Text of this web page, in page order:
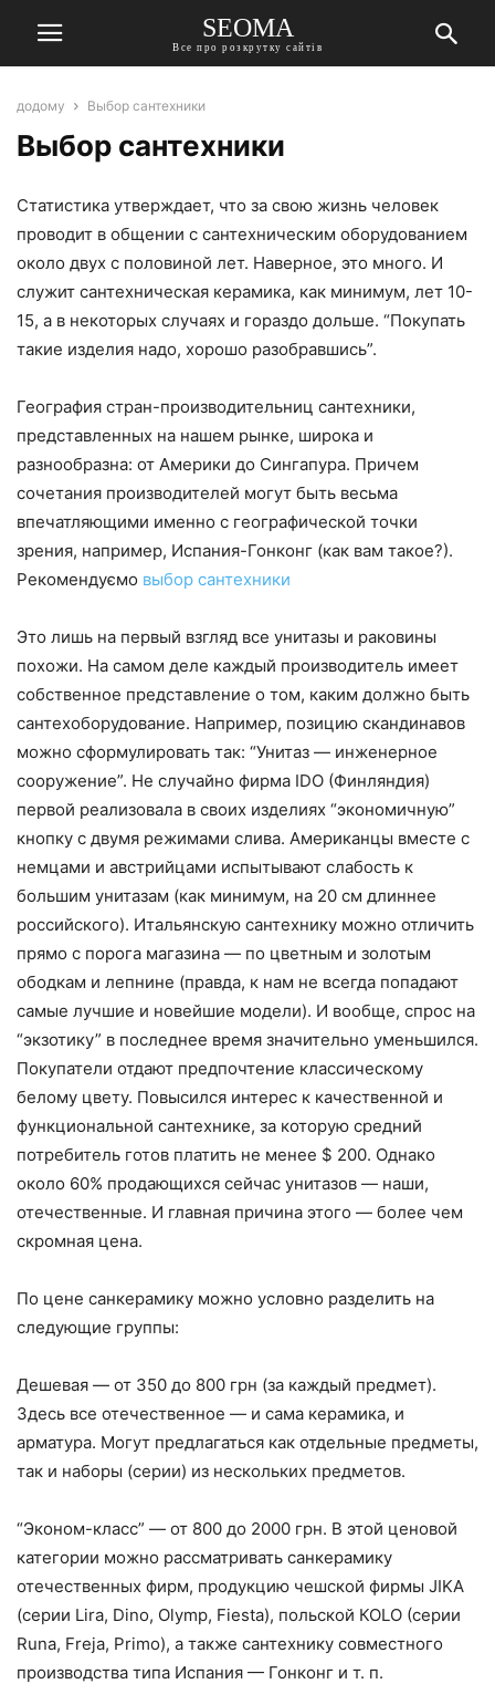
SEOMA
Все про розкрутку сайтів
додому Выбор сантехники
Выбор сантехники
Статистика утверждает, что за свою жизнь человек
проводит в общении с сантехническим оборудованием
около двух с половиной лет. Наверное, это много. И
служит сантехническая керамика, как минимум, лет 10-
15, а в некоторых случаях и гораздо дольше. “Покупать
такие изделия надо, хорошо разобравшись”.
География стран-производительниц сантехники,
представленных на нашем рынке, широка и
разнообразна: от Америки до Сингапура. Причем
сочетания производителей могут быть весьма
впечатляющими именно с географической точки
зрения, например, Испания-Гонконг (как вам такое?).
Рекомендуємо выбор сантехники
Это лишь на первый взгляд все унитазы и раковины
похожи. На самом деле каждый производитель имеет
собственное представление о том, каким должно быть
сантехоборудование. Например, позицию скандинавов
можно сформулировать так: “Унитаз — инженерное
сооружение”. Не случайно фирма IDO (Финляндия)
первой реализовала в своих изделиях “экономичную”
кнопку с двумя режимами слива. Американцы вместе с
немцами и австрийцами испытывают слабость к
большим унитазам (как минимум, на 20 см длиннее
российского). Итальянскую сантехнику можно отличить
прямо с порога магазина — по цветным и золотым
ободкам и лепнине (правда, к нам не всегда попадают
самые лучшие и новейшие модели). И вообще, спрос на
“экзотику” в последнее время значительно уменьшился.
Покупатели отдают предпочтение классическому
белому цвету. Повысился интерес к качественной и
функциональной сантехнике, за которую средний
потребитель готов платить не менее $ 200. Однако
около 60% продающихся сейчас унитазов — наши,
отечественные. И главная причина этого — более чем
скромная цена.
По цене санкерамику можно условно разделить на
следующие группы:
Дешевая — от 350 до 800 грн (за каждый предмет).
Здесь все отечественное — и сама керамика, и
арматура. Могут предлагаться как отдельные предметы,
так и наборы (серии) из нескольких предметов.
“Эконом-класс” — от 800 до 2000 грн. В этой ценовой
категории можно рассматривать санкерамику
отечественных фирм, продукцию чешской фирмы JIKA
(серии Lira, Dino, Olymp, Fiesta), польской КОLO (серии
Runa, Freja, Primo), а также сантехнику совместного
производства типа Испания — Гонконг и т. п.